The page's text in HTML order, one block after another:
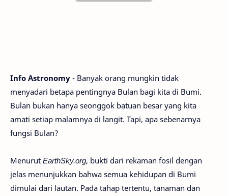
Info Astronomy - Banyak orang mungkin tidak
menyadari betapa pentingnya Bulan bagi kita di Bumi.
Bulan bukan hanya seonggok batuan besar yang kita
amati setiap malamnya di langit. Tapi, apa sebenarnya
fungsi Bulan?
Menurut EarthSky.org, bukti dari rekaman fosil dengan
jelas menunjukkan bahwa semua kehidupan di Bumi
dimulai dari lautan. Pada tahap tertentu, tanaman dan